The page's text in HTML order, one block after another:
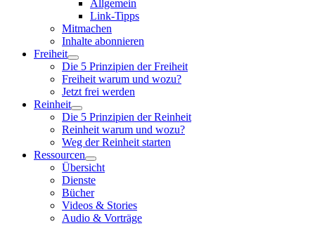
Allgemein
Link-Tipps
Mitmachen
Inhalte abonnieren
Freiheit
Die 5 Prinzipien der Freiheit
Freiheit warum und wozu?
Jetzt frei werden
Reinheit
Die 5 Prinzipien der Reinheit
Reinheit warum und wozu?
Weg der Reinheit starten
Ressourcen
Übersicht
Dienste
Bücher
Videos & Stories
Audio & Vorträge